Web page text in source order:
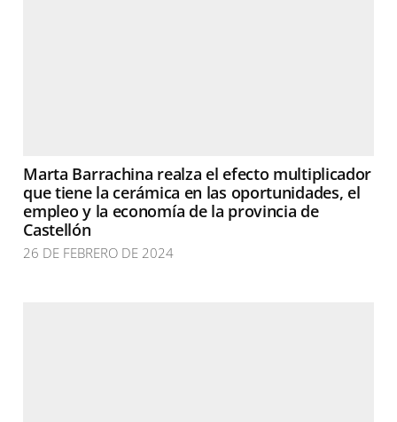
Marta Barrachina realza el efecto multiplicador
que tiene la cerámica en las oportunidades, el
empleo y la economía de la provincia de
Castellón
26 DE FEBRERO DE 2024